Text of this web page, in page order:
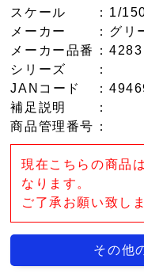
スケール
：1/
メーカー
：グリ
メーカー品番
：4283
シリーズ
：
JANコード
：
補足説明
：
商品管理番号 ：
現在こちらの商品
なります。
ご了承お願い致し
その他